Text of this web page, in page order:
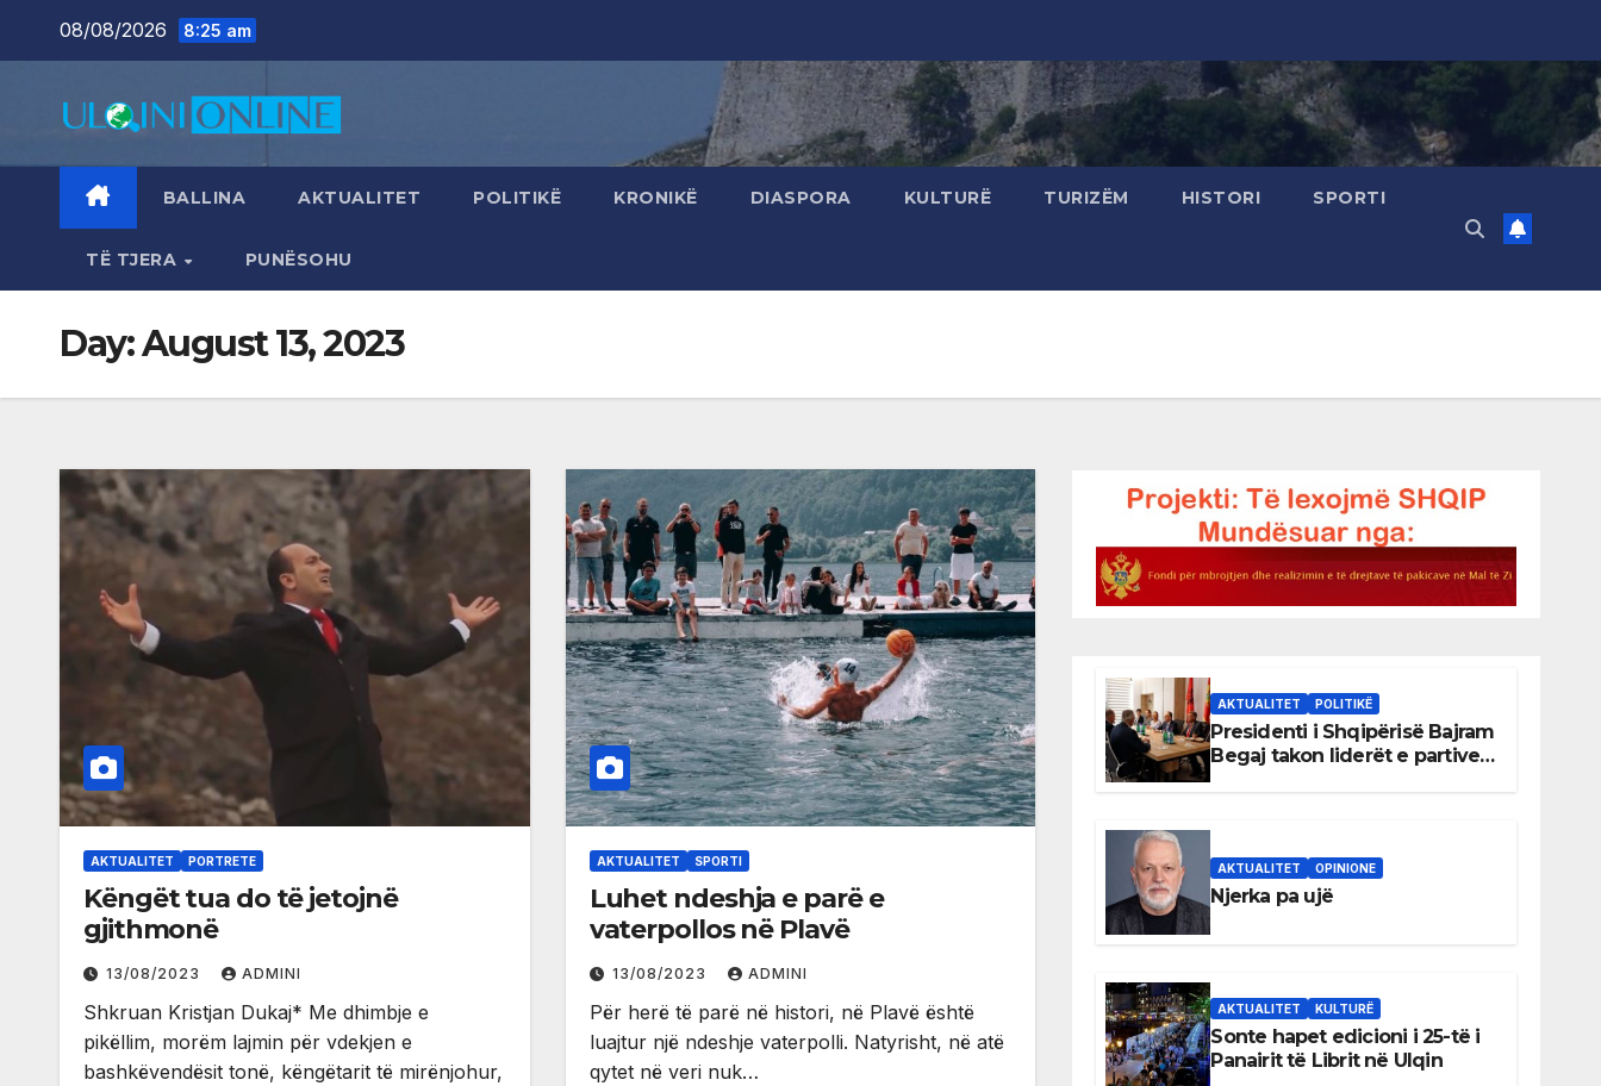
08/08/2026 8:25 am
BALLINA AKTUALITET POLITIKË KRONIKË DIASPORA KULTURË TURIZËM HISTORI SPORTI
TË TJERA PUNËSOHU
Day:August 13, 2023
AKTUALITET PORTRETE
Këngët tua do të jetojnë
gjithmonë
13/08/2023 ADMINI
Shkruan Kristjan Dukaj* Me dhimbje e
pikëllim, morëm lajmin për vdekjen e
bashkëvendësit tonë, këngëtarit të mirënjohur,
AKTUALITET SPORTI
Luhet ndeshja e parë e
vaterpollos në Plavë
13/08/2023 ADMINI
Për herë të parë në histori, në Plavë është
luajtur një ndeshje vaterpolli. Natyrisht, në atë
qytet në veri nuk…
AKTUALITET POLITIKË
Presidenti i Shqipërisë Bajram
Begaj takon liderët e partive
AKTUALITET OPINIONE
Njerka pa ujë
AKTUALITET KULTURË
Sonte hapet edicioni i 25-të i
Panairit të Librit në Ulqin